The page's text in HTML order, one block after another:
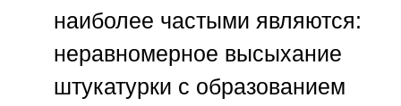
наиболее частыми являются:
неравномерное высыхание
штукатурки с образованием